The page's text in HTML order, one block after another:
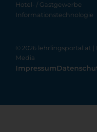
Hotel- / Gastgewerbe
Informationstechnologie
© 2026 lehrlingsportal.at |
Media
Impressum